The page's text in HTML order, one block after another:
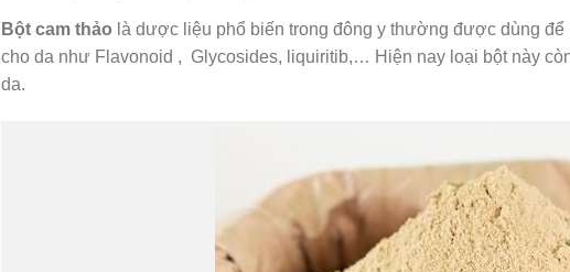
Bột cam thảo là dược liệu phổ biến trong đông y thường được dùng
cho da như Flavonoid , Glycosides, liquiritib,… Hiện nay loại bột này
da.